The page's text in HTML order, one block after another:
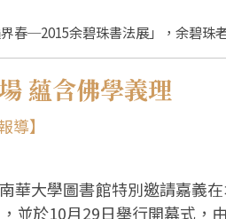
春─2015余碧珠書法展」，余碧珠
蘊含佛學義理
導】
華大學圖書館特別邀請嘉義
並於10月29日舉行開幕式，